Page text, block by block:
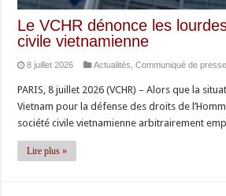
Le VCHR dénonce les
civile vietnamienne
8 juillet 2026 Actualités ,Communiqué de presse
PARIS, 8 juillet 2026 (VCHR) – Alors que la
Vietnam pour la défense des droits de
société civile vietnamienne arbitrairement
Lire plus »